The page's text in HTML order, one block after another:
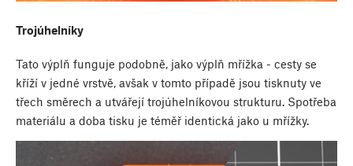
Trojúhelníky
Tato výplň funguje podobně, jako výplň mřížka - cesty se
kříží v jedné vrstvě, avšak v tomto případě jsou tisknuty ve
třech směrech a utvářejí trojúhelníkovou strukturu. Spotřeba
materiálu a doba tisku je téměř identická jako u mřížky.